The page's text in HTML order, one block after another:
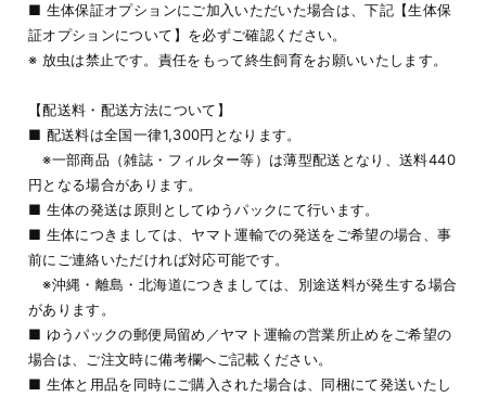
■ 生体保証オプションにご加入いただいた場合は、下記【生体保
証オプションについて】を必ずご確認ください。
※ 放虫は禁止です。責任をもって終生飼育をお願いいたします。
【配送料・配送方法について】
■ 配送料は全国一律1,300円となります。
※一部商品（雑誌・フィルター等）は薄型配送となり、送料440
円となる場合があります。
■ 生体の発送は原則としてゆうパックにて行います。
■ 生体につきましては、ヤマト運輸での発送をご希望の場合、事
前にご連絡いただければ対応可能です。
※沖縄・離島・北海道につきましては、別途送料が発生する場合
があります。
■ ゆうパックの郵便局留め／ヤマト運輸の営業所止めをご希望の
場合は、ご注文時に備考欄へご記載ください。
■ 生体と用品を同時にご購入された場合は、同梱にて発送いたし